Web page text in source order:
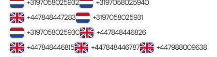
+3197058025932
+3197058025940
+447848447283
+3197058025931
+3197058025930
+447848446826
+447848446815
+447848446787
+447988009638